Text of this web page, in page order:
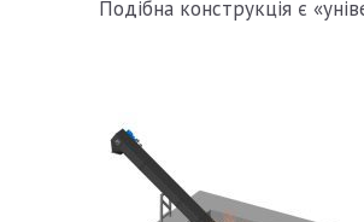
Подібна конструкція є